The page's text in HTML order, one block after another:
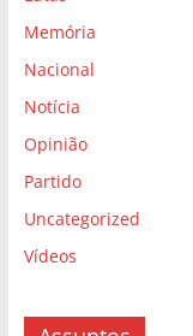
Memória
Nacional
Notícia
Opinião
Partido
Uncategorized
Vídeos